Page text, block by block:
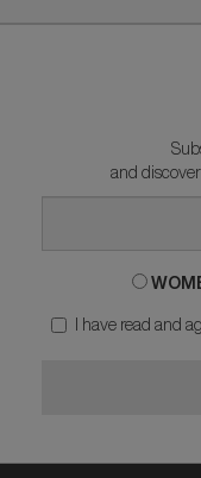
and
I have read and